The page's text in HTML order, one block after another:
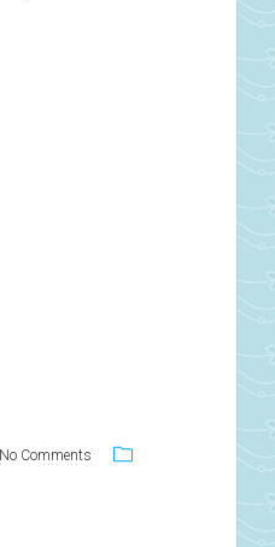
No Comments